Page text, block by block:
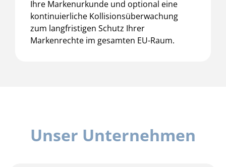
Ihre Markenurkunde und optional eine
kontinuierliche Kollisionsüberwachung
zum langfristigen Schutz Ihrer
Markenrechte im gesamten EU-Raum.
Unser Unternehmen